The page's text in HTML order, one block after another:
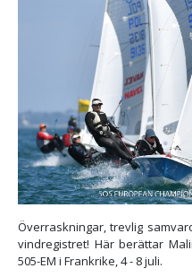
Överraskningar, trevlig
vindregistret! Här berättar
505-EM i Frankrike, 4 - 8 juli.